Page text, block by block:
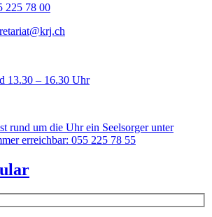
225 78 00
13.30 – 16.30 Uhr
rund um die Uhr ein Seelsorger unter
erreichbar: 055 225 78 55